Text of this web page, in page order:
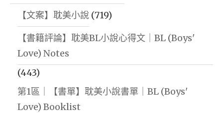
【文案】耽美小說 (719)
【書籍評論】耽美BL小說心得文｜BL (Boys'
Love) Notes
(443)
第1區｜【書單】耽美小說書單｜BL (Boys'
Love) Booklist